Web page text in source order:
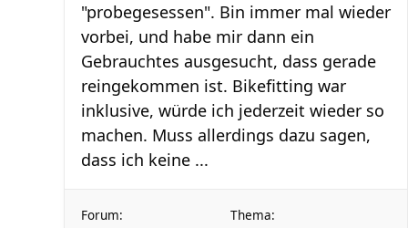
"probegesessen". Bin immer mal wieder
vorbei, und habe mir dann ein
Gebrauchtes ausgesucht, dass gerade
reingekommen ist. Bikefitting war
inklusive, würde ich jederzeit wieder so
machen. Muss allerdings dazu sagen,
dass ich keine ...
Forum:
Thema: